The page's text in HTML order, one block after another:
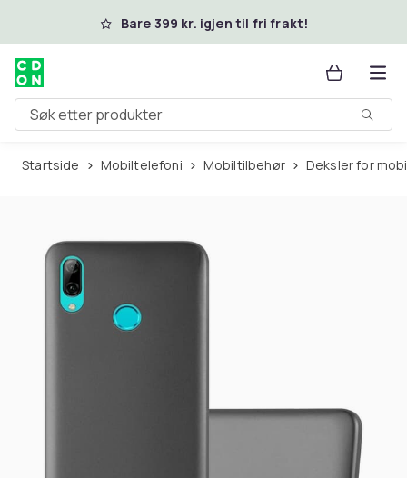
Hopp til hovedinnholdBare 399 kr. igjen til fri frakt!
Søk etter produkter
Startside Mobiltelefoni Mobiltilbehør Deksler for